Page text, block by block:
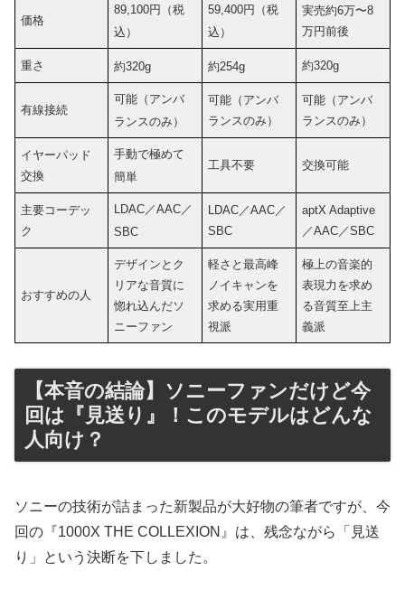
価格
89,100円（税
込）
59,400円（税
込）
実売約6万〜8
万円前後
重さ 約320g 約254g 約320g
有線接続
可能（アンバ
ランスのみ）
可能（アンバ
ランスのみ）
可能（アンバ
ランスのみ）
イヤーパッド
交換
手動で極めて
簡単
工具不要 交換可能
主要コーデッ
ク
LDAC／AAC／
SBC
LDAC／AAC／
SBC
aptX Adaptive
／AAC／SBC
おすすめの人
デザインとク
リアな音質に
惚れ込んだソ
ニーファン
軽さと最高峰
ノイキャンを
求める実用重
視派
極上の音楽的
表現力を求め
る音質至上主
義派
【本音の結論】ソニーファンだけど今
回は『見送り』！このモデルはどんな
人向け？
ソニーの技術が詰まった新製品が大好物の筆者ですが、今
回の『1000X THE COLLEXION』は、残念ながら「見送
り」という決断を下しました。